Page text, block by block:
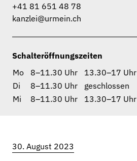
+41 81 651 48 78
kanzlei@urmein.ch
Schalteröffnungszeiten
Mo
8–11.30 Uhr
13.30–17 Uhr
Di
8–11.30 Uhr
geschlossen
Mi
8–11.30 Uhr 13.30–17 Uhr
30. August 2023